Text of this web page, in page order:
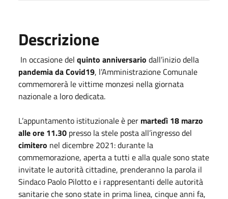
Descrizione
In occasione del quinto anniversario dall’inizio della
pandemia da Covid19, l’Amministrazione Comunale
commemorerà le vittime monzesi nella giornata
nazionale a loro dedicata.
L’appuntamento istituzionale è per martedì 18 marzo
alle ore 11.30 presso la stele posta all’ingresso del
cimitero nel dicembre 2021: durante la
commemorazione, aperta a tutti e alla quale sono state
invitate le autorità cittadine, prenderanno la parola il
Sindaco Paolo Pilotto e i rappresentanti delle autorità
sanitarie che sono state in prima linea, cinque anni fa,